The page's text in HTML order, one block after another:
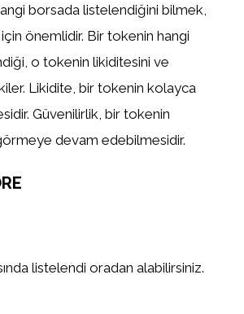
borsada listelendiğini bilmek,
için önemlidir. Bir tokenin hangi
o tokenin likiditesini ve
Likidite, bir tokenin kolayca
Güvenilirlik, bir tokenin
devam edebilmesidir.
listelendi oradan alabilirsiniz.